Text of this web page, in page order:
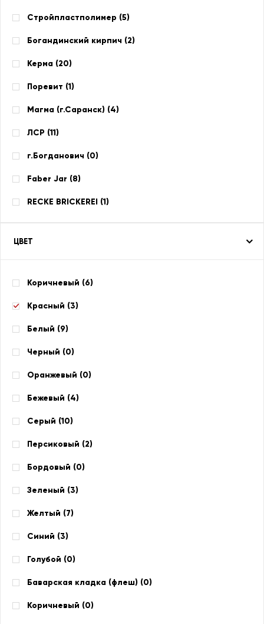
Стройпластполимер (5)
Богандинский кирпич (2)
Керма (20)
Поревит (1)
Магма (г.Саранск) (4)
ЛСР (11)
г.Богданович (0)
Faber Jar (8)
RECKE BRICKEREI (1)
ЦВЕТ
Коричневый (6)
Красный (3)
Белый (9)
Черный (0)
Оранжевый (0)
Бежевый (4)
Серый (10)
Персиковый (2)
Бордовый (0)
Зеленый (3)
Желтый (7)
Синий (3)
Голубой (0)
Баварская кладка (флеш) (0)
Коричневый (0)